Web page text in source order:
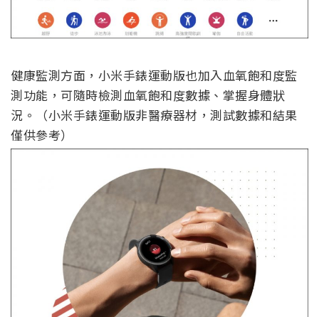
健康監測方面，小米手錶運動版也加入血氧飽和度監
測功能，可隨時檢測血氧飽和度數據、掌握身體狀
況。（小米手錶運動版非醫療器材，測試數據和結果
僅供參考）